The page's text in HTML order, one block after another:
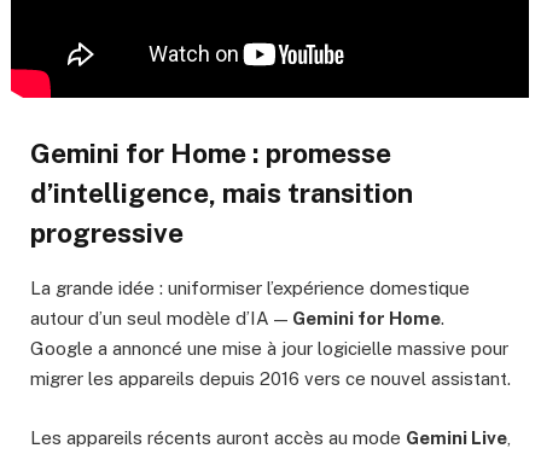
Gemini for Home : promesse
d’intelligence, mais transition
progressive
La grande idée : uniformiser l’expérience domestique
autour d’un seul modèle d’IA — Gemini for Home.
Google a annoncé une mise à jour logicielle massive pour
migrer les appareils depuis 2016 vers ce nouvel assistant.
Les appareils récents auront accès au mode Gemini Live